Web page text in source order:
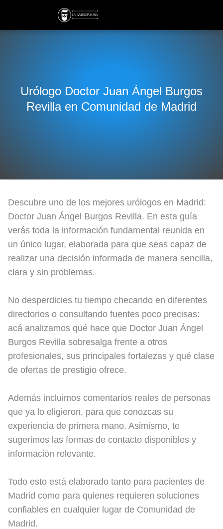
Urólogo Doctor Juan Ángel Burgos
Revilla en Comunidad de Madrid
Descubre uno de los mejores urólogos en Madrid:
Doctor Juan Ángel Burgos Revilla. En esta guía
verás toda la información fundamental reunida en
un único lugar, elaborada para que seas capaz de
realizar una decisión informada de manera sencilla,
clara y sin problemas.
No desperdicies tu tiempo checando en diferentes
directorios o consultando fuentes poco precisas:
acá analizamos qué hace que Doctor Juan Ángel
Burgos Revilla sobresalga frente a otros
profesionales, sus principales fortalezas y qué clase
de ofertas de prestigio ofrece.
Además incluimos comentarios reales de personas
que ya lo eligieron, para que conozcas su
experiencia de primera mano. Asimismo, te
sugerimos las formas de contacto disponibles y
información relevante.
Todo esto está elaborado tanto para pacientes de
Madrid como para quienes requieren soluciones
confiables en cualquier lugar de Comunidad de
Madrid.